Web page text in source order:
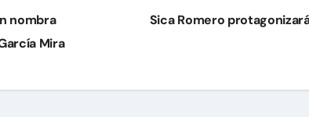
nombra
Mira
Sica Romero